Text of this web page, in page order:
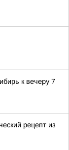
к вечеру 7
рецепт из